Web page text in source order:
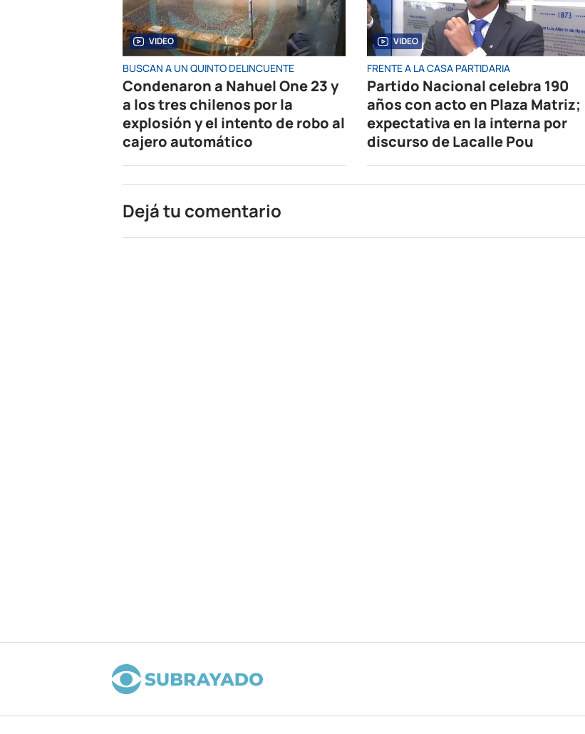
VIDEO
BUSCAN A UN QUINTO DELINCUENTE
Condenaron a Nahuel One 23 y
a los tres chilenos por la
explosión y el intento de robo al
cajero automático
VIDEO
FRENTE A LA CASA PARTIDARIA
Partido Nacional celebra 190
años con acto en Plaza Matriz;
expectativa en la interna por
discurso de Lacalle Pou
Dejá tu comentario